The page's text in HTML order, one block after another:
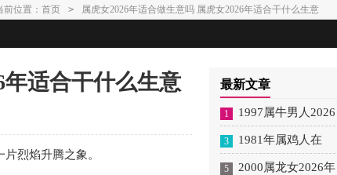
前位置： 首页 > 属虎女2026年适合做生意吗 属虎女2026年适合干什么生意
年适合干什么生意
烈焰升腾之象。
最新文章
1 1997属牛男人2026
年全年运势 1997属牛男
2026年的运势和婚姻
3 1981年属鸡人在
2026年运势如何
5 2000属龙女2026年